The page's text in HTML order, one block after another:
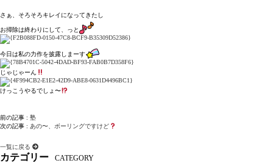
さぁ、そろそろキレイになってきたし
お掃除は終わりにして、っと
今日は私の力作を披露しまーす
じゃじゃーん
けっこうやるでしょ〜
前の記事 : 塾
次の記事 : あの〜、ボーリングですけど
一覧に戻る
カテゴリー CATEGORY